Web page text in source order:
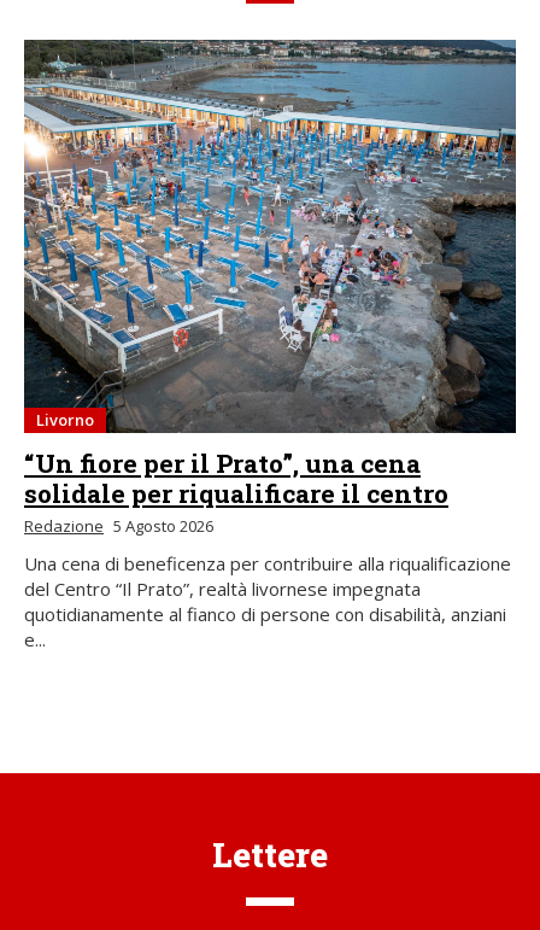
Livorno
“Un fiore per il Prato”, una cena
solidale per riqualificare il centro
Redazione 5 Agosto 2026
Una cena di beneficenza per contribuire alla riqualificazione
del Centro “Il Prato”, realtà livornese impegnata
quotidianamente al fianco di persone con disabilità, anziani
e...
Lettere